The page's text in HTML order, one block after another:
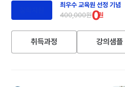
최우수 교육원 선정 기념
400,000원0원
취득과정 강의샘플